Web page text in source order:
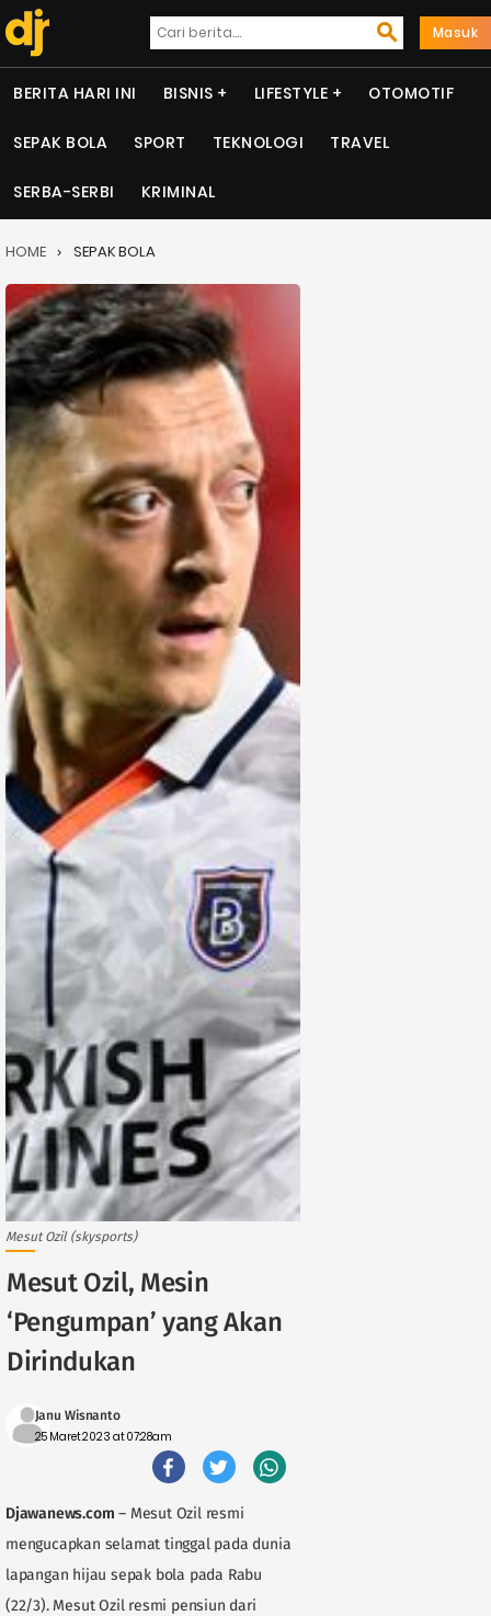
Masuk
BERITA HARI INI BISNIS LIFESTYLE OTOMOTIF
SEPAK BOLA SPORT TEKNOLOGI TRAVEL
SERBA-SERBI KRIMINAL
HOME SEPAK BOLA
Mesut Ozil (skysports)
Mesut Ozil, Mesin
‘Pengumpan’ yang Akan
Dirindukan
Janu Wisnanto
25 Maret 2023 at 07:28am
Djawanews.com – Mesut Ozil resmi
mengucapkan selamat tinggal pada dunia
lapangan hijau sepak bola pada Rabu
(22/3). Mesut Ozil resmi pensiun dari